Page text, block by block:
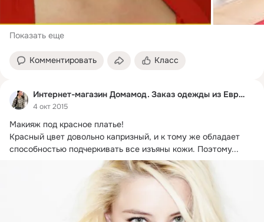
Показать еще
Комментировать Класс
Интернет-магазин Домамод. Заказ одежды из Европы
4 окт 2015
Макияж под красное платье!
Красный цвет довольно капризный, и к тому же обладает
способностью подчеркивать все изъяны кожи. Поэтому...